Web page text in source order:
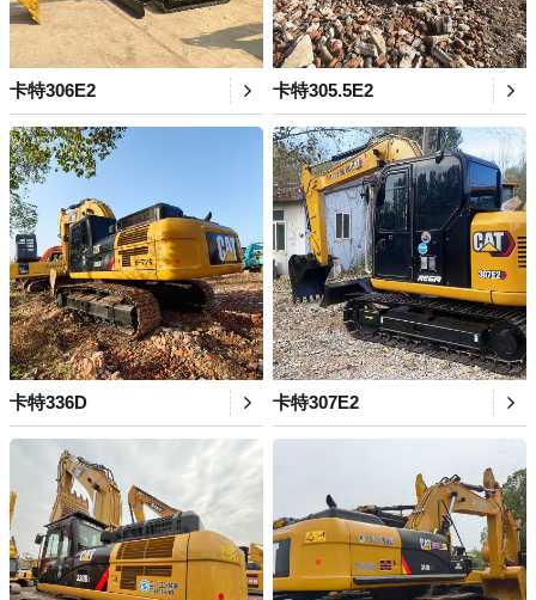
卡特306E2 卡特305.5E2
卡特336D 卡特307E2